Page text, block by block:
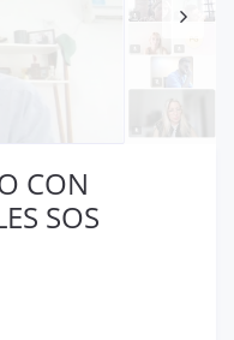
CON
SOS